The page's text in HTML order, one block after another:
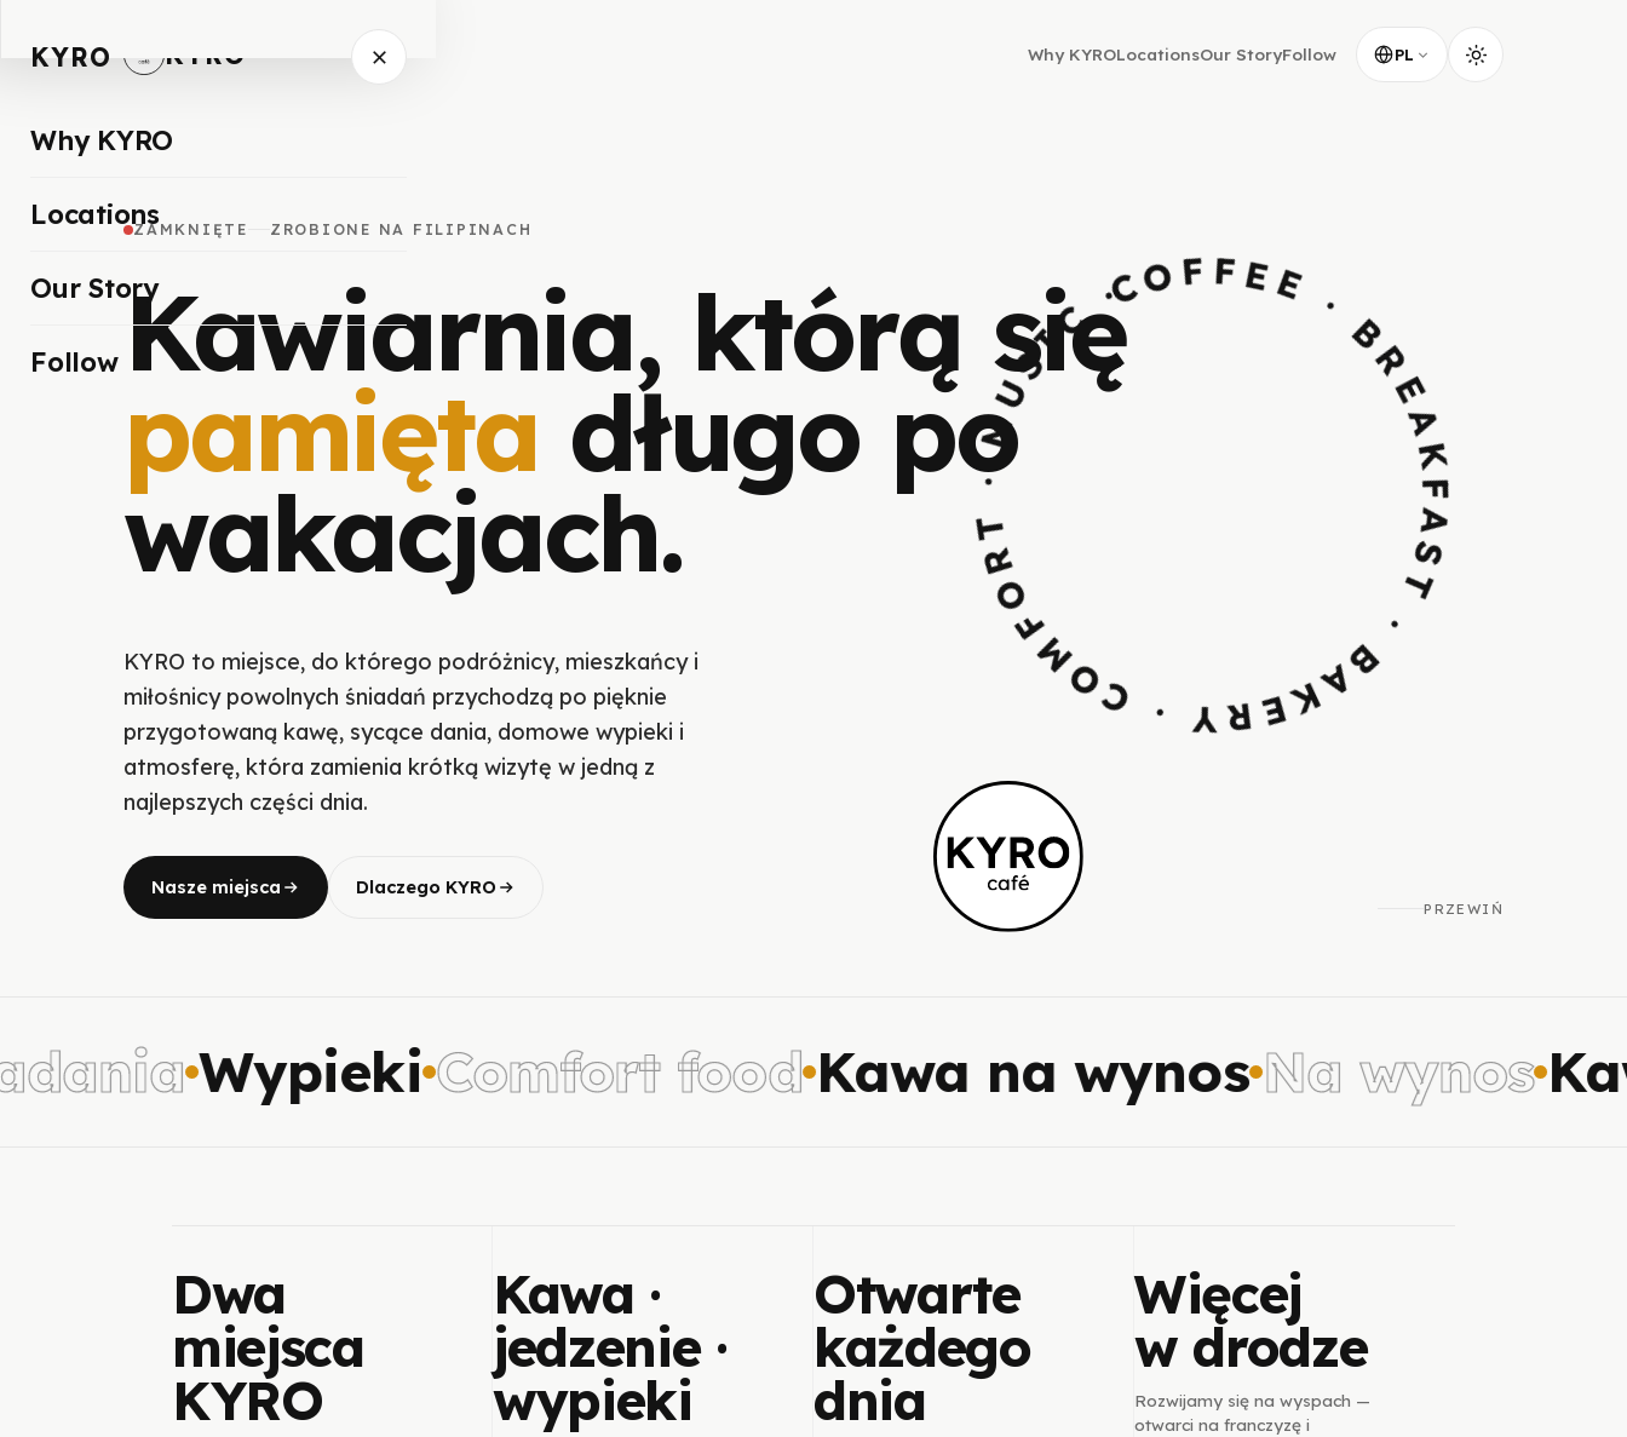
KYRO Why KYROLocationsOur StoryFollow PL
KYRO
Why KYRO
Locations
Our Story
Follow COFFEE · BREAKFAST · BAKERY · COMFORT · MUSIC ·
ZAMKNIĘTE ZROBIONE NA FILIPINACH
Kawiarnia, którą się
pamięta długo po
wakacjach.
KYRO to miejsce, do którego podróżnicy, mieszkańcy i
miłośnicy powolnych śniadań przychodzą po pięknie
przygotowaną kawę, sycące dania, domowe wypieki i
atmosferę, która zamienia krótką wizytę w jedną z
najlepszych części dnia.
Nasze miejsca Dlaczego KYRO
PRZEWIŃ
WypiekiComfort foodKawa na wynosNa wynos
Dwa
miejsca
KYRO
Kawa ·
jedzenie ·
wypieki
Otwarte
każdego
dnia
Więcej
w drodze
Rozwijamy się na wyspach —
otwarci na franczyzę i